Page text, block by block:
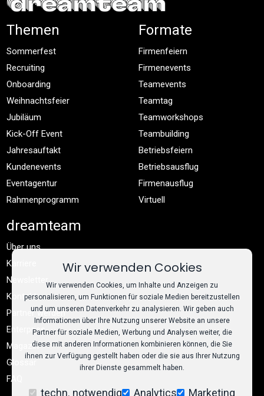
Themen
Sommerfest
Recruiting
Onboarding
Weihnachtsfeier
Jubiläum
Kick-Off Event
Jahresauftakt
Kundenevents
Eventagentur
Rahmenprogramm
Formate
Firmenfeiern
Firmenevents
Teamevents
Teamtag
Teamworkshops
Teambuilding
Betriebsfeiern
Betriebsausflug
Firmenausflug
Virtuell
dreamteam
Über uns
Karriere
Newsletter
Kontakt
Partner werden
Enterprise
Magazin
Glossar
FAQ
Wir verwenden Cookies
Wir verwenden Cookies, um Inhalte und Anzeigen zu
personalisieren, um Funktionen für soziale Medien bereitzustellen
und um unseren Datenverkehr zu analysieren. Wir geben auch
Informationen über Ihre Nutzung unserer Website an unsere
Partner für soziale Medien, Werbung und Analysen weiter, die
diese mit anderen Informationen kombinieren können, die Sie
ihnen zur Verfügung gestellt haben oder die sie aus Ihrer Nutzung
ihrer Dienste gesammelt haben.
techn. notwendig Analytics Marketing